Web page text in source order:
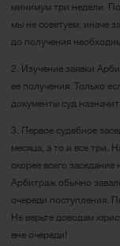
минимум три недели.
мы не советуем, иначе
до получения
2. Изучение заявки
ее получения. Только
документы суд
3. Первое судебное
месяца, а то и все три.
скорее всего
Арбитраж обычно
очереди поступления.
Не верьте доводам
вне очереди!